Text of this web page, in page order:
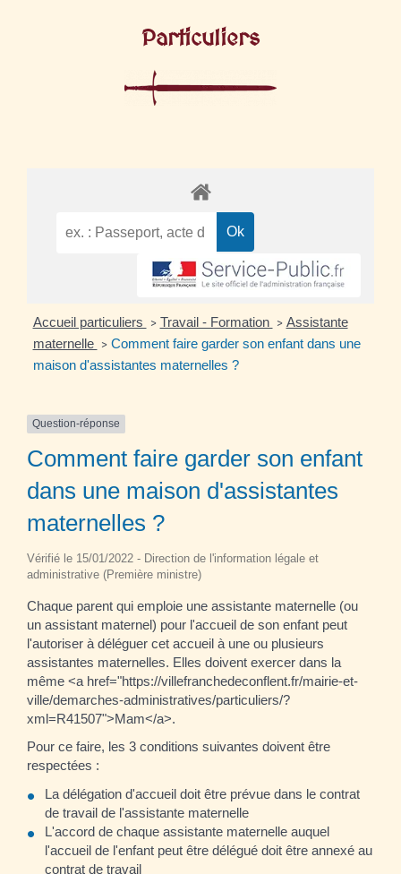
Particuliers
Accueil particuliers > Travail - Formation > Assistante
maternelle > Comment faire garder son enfant dans une
maison d'assistantes maternelles ?
Question-réponse
Comment faire garder son enfant
dans une maison d'assistantes
maternelles ?
Vérifié le 15/01/2022 - Direction de l'information légale et
administrative (Première ministre)
Chaque parent qui emploie une assistante maternelle (ou
un assistant maternel) pour l'accueil de son enfant peut
l'autoriser à déléguer cet accueil à une ou plusieurs
assistantes maternelles. Elles doivent exercer dans la
même <a href="https://villefranchedeconflent.fr/mairie-et-
ville/demarches-administratives/particuliers/?
xml=R41507">Mam</a>.
Pour ce faire, les 3 conditions suivantes doivent être
respectées :
La délégation d'accueil doit être prévue dans le contrat
de travail de l'assistante maternelle
L'accord de chaque assistante maternelle auquel
l'accueil de l'enfant peut être délégué doit être annexé au
contrat de travail